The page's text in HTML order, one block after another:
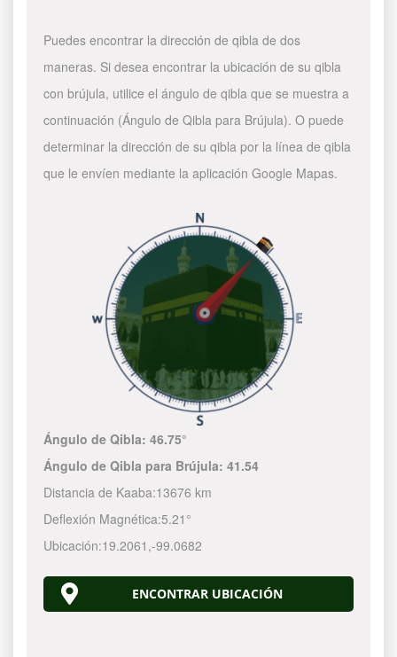
Puedes encontrar la dirección de qibla de dos
maneras. Si desea encontrar la ubicación de su qibla
con brújula, utilice el ángulo de qibla que se muestra a
continuación (Ángulo de Qibla para Brújula). O puede
determinar la dirección de su qibla por la línea de qibla
que le envíen mediante la aplicación Google Mapas.
Ángulo de Qibla:46.75°
Ángulo de Qibla para Brújula:41.54
Distancia de Kaaba:13676 km
Deflexión Magnética:5.21°
Ubicación:19.2061 ,-99.0682
ENCONTRAR UBICACIÓN